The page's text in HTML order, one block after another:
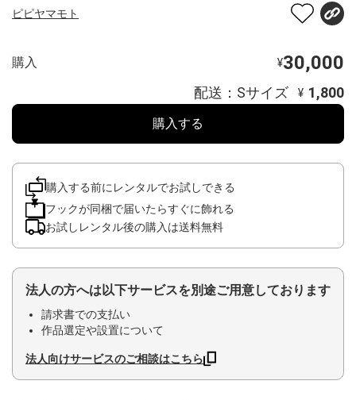
ピピヤマモト
購入 ¥30,000
配送：Sサイズ ¥ 1,800
購入する
購入する前にレンタルでお試しできる
フックが同梱で届いたらすぐに飾れる
お試しレンタル後の購入は送料無料
法人の方へは以下サービスを別途ご用意しております
請求書での支払い
作品選定や設置について
法人向けサービスのご相談はこちら